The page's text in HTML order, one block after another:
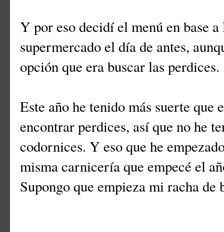
Y por eso decidí el menú en base
supermercado el día de antes,
opción que era buscar las perdices.
Este año he tenido más suerte que
encontrar perdices, así que no he
codornices. Y eso que he
misma carnicería que empecé el
Supongo que empieza mi racha de